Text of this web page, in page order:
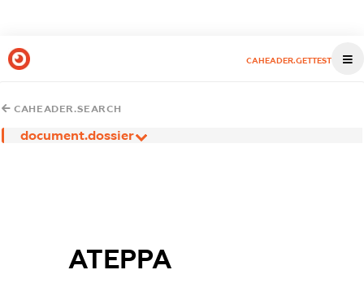
CAHEADER.GETTEST
CAHEADER.SEARCH
document.dossier
АТЕРРА